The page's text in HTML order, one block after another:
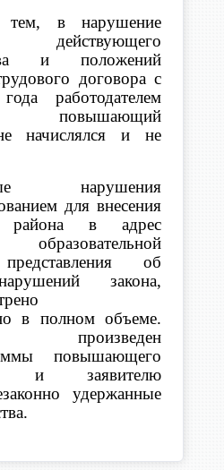
тем, в нарушение
действующего
и положений
договора с
работодателем
повышающий
начислялся и не
нарушения
для внесения
района в адрес
образовательной
об
закона,
в полном объеме.
произведен
повышающего
и заявителю
удержанные